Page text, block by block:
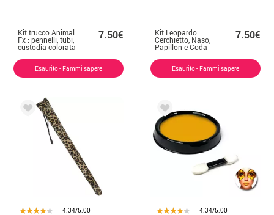
Kit trucco Animal
Fx : pennelli, tubi,
custodia colorata
7.50€
Esaurito - Fammi sapere
Kit Leopardo:
Cerchietto, Naso,
Papillon e Coda
7.50€
Esaurito - Fammi sapere
4.34/5.00 4.34/5.00